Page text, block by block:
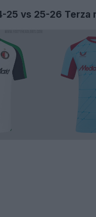
25 vs 25-26 Terza